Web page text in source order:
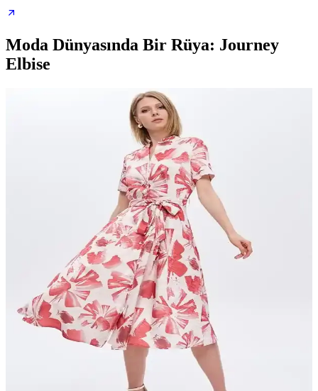
Moda Dünyasında Bir Rüya: Journey
Elbise